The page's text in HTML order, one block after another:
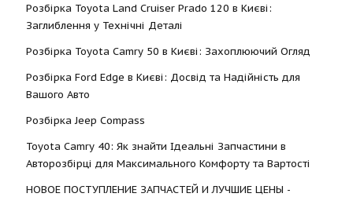
Розбірка Toyota Land Cruiser Prado 120 в Києві:
Заглиблення у Технічні Деталі
Розбірка Toyota Camry 50 в Києві: Захоплюючий Огляд
Розбірка Ford Edge в Києві: Досвід та Надійність для
Вашого Авто
Розбірка Jeep Compass
Toyota Camry 40: Як знайти Ідеальні Запчастини в
Авторозбірці для Максимального Комфорту та Вартості
НОВОЕ ПОСТУПЛЕНИЕ ЗАПЧАСТЕЙ И ЛУЧШИЕ ЦЕНЫ -